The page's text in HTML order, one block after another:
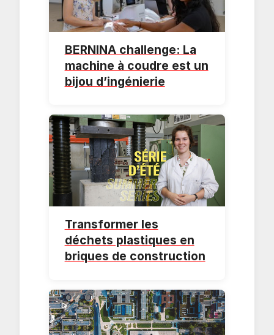
BERNINA challenge: La
machine à coudre est un
bijou d’ingénierie
Transformer les
déchets plastiques en
briques de construction